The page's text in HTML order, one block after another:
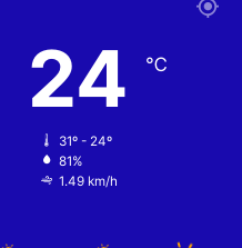
24 ℃
31º - 24º
81%
1.49 km/h